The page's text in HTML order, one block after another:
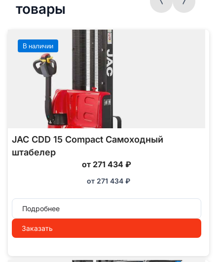
товары
В наличии
JAC CDD 15 Compact Самоходный
штабелер
от 271 434 ₽
от 271 434 ₽
Подробнее
Заказать